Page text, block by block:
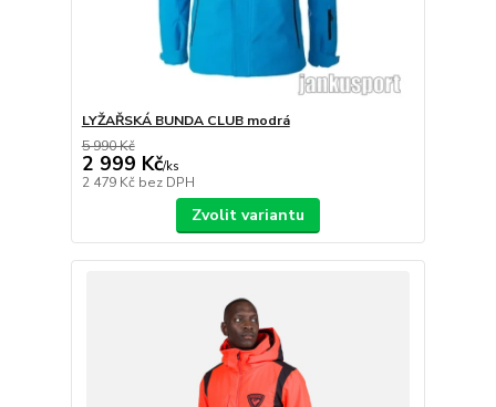
LYŽAŘSKÁ BUNDA CLUB modrá
5 990 Kč
2 999 Kč/ks
2 479 Kč bez DPH
Zvolit variantu